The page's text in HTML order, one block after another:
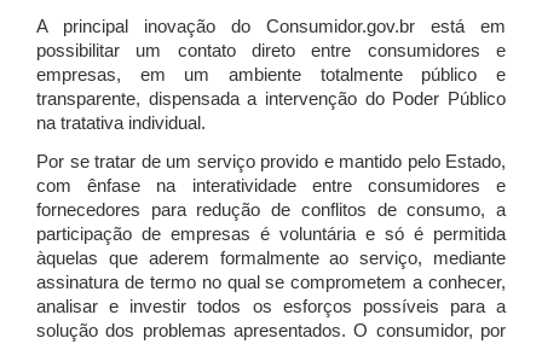
A principal inovação do Consumidor.gov.br está em
possibilitar um contato direto entre consumidores e
empresas, em um ambiente totalmente público e
transparente, dispensada a intervenção do Poder Público
na tratativa individual.
Por se tratar de um serviço provido e mantido pelo Estado,
com ênfase na interatividade entre consumidores e
fornecedores para redução de conflitos de consumo, a
participação de empresas é voluntária e só é permitida
àquelas que aderem formalmente ao serviço, mediante
assinatura de termo no qual se comprometem a conhecer,
analisar e investir todos os esforços possíveis para a
solução dos problemas apresentados. O consumidor, por